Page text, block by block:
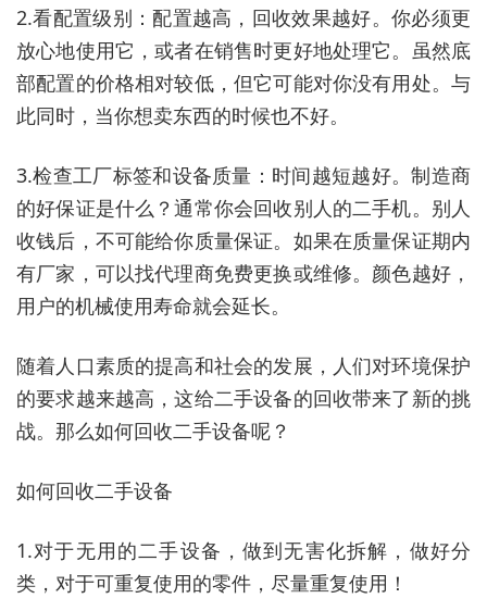
2.看配置级别：配置越高，回收效果越好。你必须更
放心地使用它，或者在销售时更好地处理它。虽然底
部配置的价格相对较低，但它可能对你没有用处。与
此同时，当你想卖东西的时候也不好。
3.检查工厂标签和设备质量：时间越短越好。制造商
的好保证是什么？通常你会回收别人的二手机。别人
收钱后，不可能给你质量保证。如果在质量保证期内
有厂家，可以找代理商免费更换或维修。颜色越好，
用户的机械使用寿命就会延长。
随着人口素质的提高和社会的发展，人们对环境保护
的要求越来越高，这给二手设备的回收带来了新的挑
战。那么如何回收二手设备呢？
如何回收二手设备
1.对于无用的二手设备，做到无害化拆解，做好分
类，对于可重复使用的零件，尽量重复使用！